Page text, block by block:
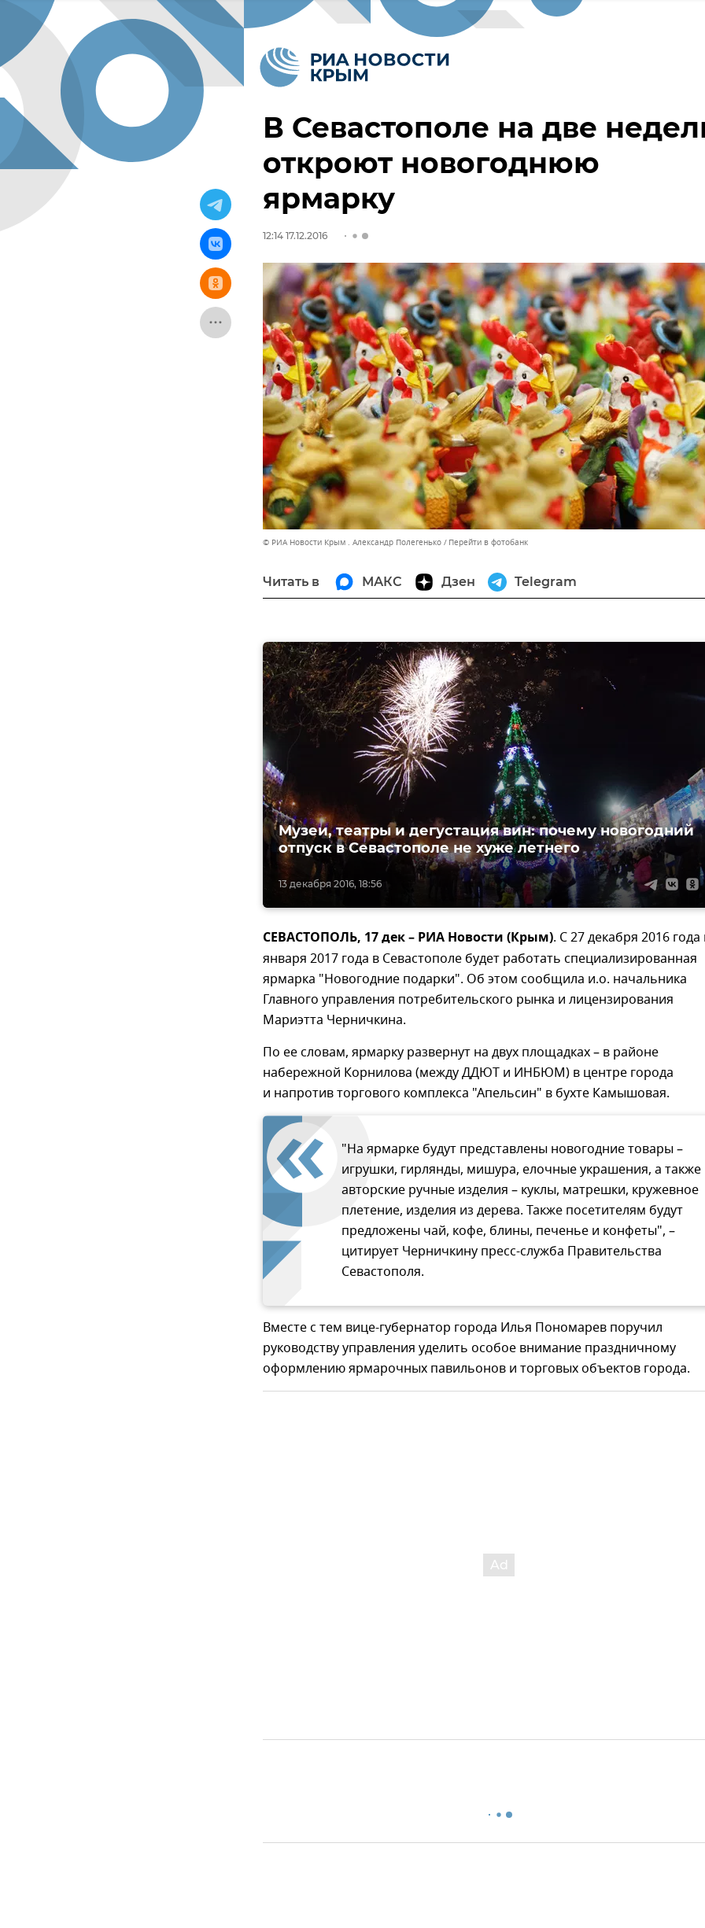
В Севастополе на две
откроют новогоднюю
ярмарку
12:14 17.12.2016
© РИА Новости Крым . Александр Полегенько Перейти в фотобанк
Читать в МАКС Дзен Telegram
13 декабря 2016, 18:56
Музеи, театры и дегустация вин: почему новогодний
отпуск в Севастополе не хуже летнего
СЕВАСТОПОЛЬ, 17 дек – РИА Новости (Крым). С 27 декабря 2016
января 2017 года в Севастополе будет работать специализированная
ярмарка "Новогодние подарки". Об этом сообщила и.о. начальника
Главного управления потребительского рынка и лицензирования
Мариэтта Черничкина.
По ее словам, ярмарку развернут на двух площадках – в районе
набережной Корнилова (между ДДЮТ и ИНБЮМ) в центре города
и напротив торгового комплекса "Апельсин" в бухте Камышовая.
"На ярмарке будут представлены новогодние товары –
игрушки, гирлянды, мишура, елочные украшения, а также
авторские ручные изделия – куклы, матрешки, кружевное
плетение, изделия из дерева. Также посетителям будут
предложены чай, кофе, блины, печенье и конфеты", –
цитирует Черничкину пресс-служба Правительства
Севастополя.
Вместе с тем вице-губернатор города Илья Пономарев поручил
руководству управления уделить особое внимание праздничному
оформлению ярмарочных павильонов и торговых объектов города.